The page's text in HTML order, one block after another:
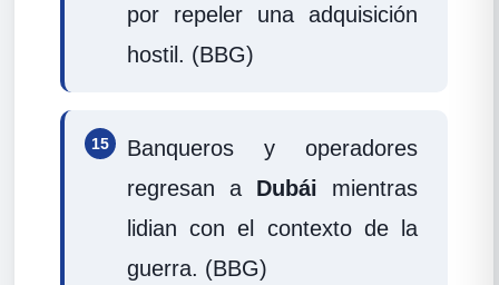
por repeler una adquisición
hostil. (BBG)
15
Banqueros y operadores
regresan a Dubái mientras
lidian con el contexto de la
guerra. (BBG)